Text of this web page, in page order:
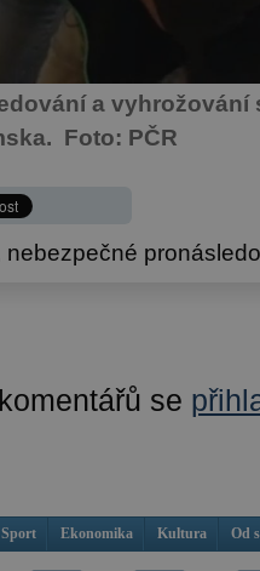
a vyhrožování
Foto: PČR
nebezpečné
se
Sport Ekonomika Kultura Od